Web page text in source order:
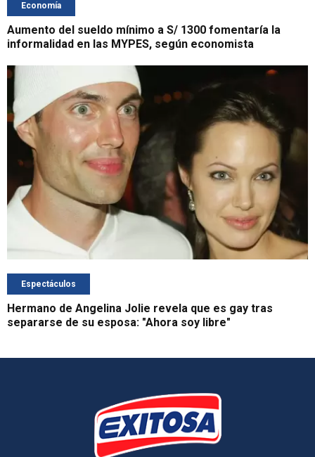
Economía
Aumento del sueldo mínimo a S/ 1300 fomentaría la
informalidad en las MYPES, según economista
Espectáculos
Hermano de Angelina Jolie revela que es gay tras
separarse de su esposa: "Ahora soy libre"